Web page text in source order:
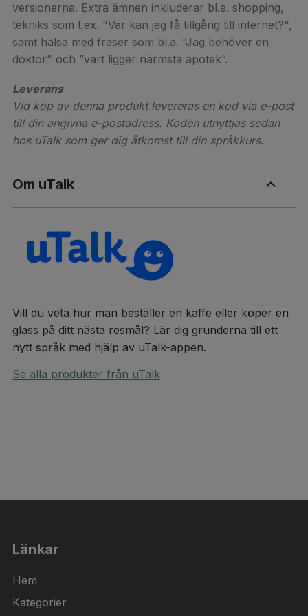
versionerna. Extra ämnen inkluderar bl.a. shopping,
tekniks som t.ex. "Var kan jag få tillgång till internet?",
samt hälsa med fraser som bl.a. "Jag behöver en
doktor" och ”vart ligger närmsta apotek”.
Leverans
Vid köp av denna produkt levereras en kod via e-post
till din angivna e-postadress. Koden utnyttjas sedan
hos uTalk som ger dig åtkomst till din språkkurs.
Om uTalk
Vill du veta hur man beställer en kaffe eller köper en
glass på ditt nästa resmål? Lär dig grunderna till ett
nytt språk med hjälp av uTalk-appen.
Se alla produkter från uTalk
Länkar
Hem
Kategorier